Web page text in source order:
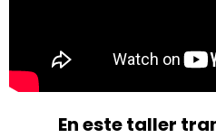
En este taller